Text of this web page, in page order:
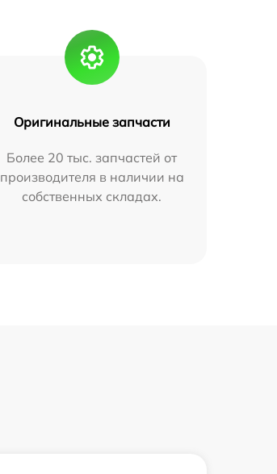
Оригинальные запчасти
Более 20 тыс. запчастей от
производителя в наличии на
собственных складах.